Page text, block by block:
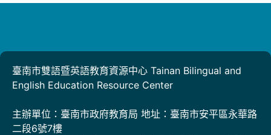
臺南市雙語暨英語教育資源中心 Tainan Bilingual and
English Education Resource Center
主辦單位：臺南市政府教育局 地址：臺南市安平區永華路
二段6號7樓